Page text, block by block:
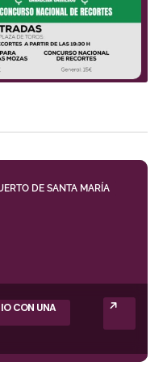
DE SANTA MARÍA
CON UNA